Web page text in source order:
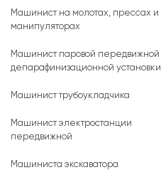
Машинист на молотах, прессах и
манипуляторах
Машинист паровой передвижной
депарафинизационной установки
Машинист трубоукладчика
Машинист электростанции
передвижной
Машиниста экскаватора